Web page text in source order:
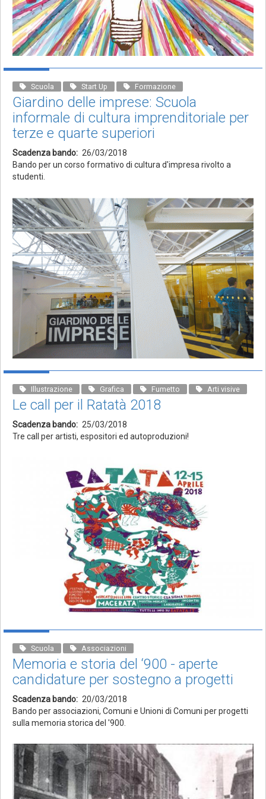
Scuola Start Up Formazione
Giardino delle imprese: Scuola
informale di cultura imprenditoriale per
terze e quarte superiori
Scadenza bando
26/03/2018
Bando per un corso formativo di cultura d'impresa rivolto a
studenti.
Illustrazione Grafica Fumetto Arti visive
Le call per il Ratatà 2018
Scadenza bando
25/03/2018
Tre call per artisti, espositori ed autoproduzioni!
Scuola Associazioni
Memoria e storia del ‘900 - aperte
candidature per sostegno a progetti
Scadenza bando
20/03/2018
Bando per associazioni, Comuni e Unioni di Comuni per progetti
sulla memoria storica del '900.